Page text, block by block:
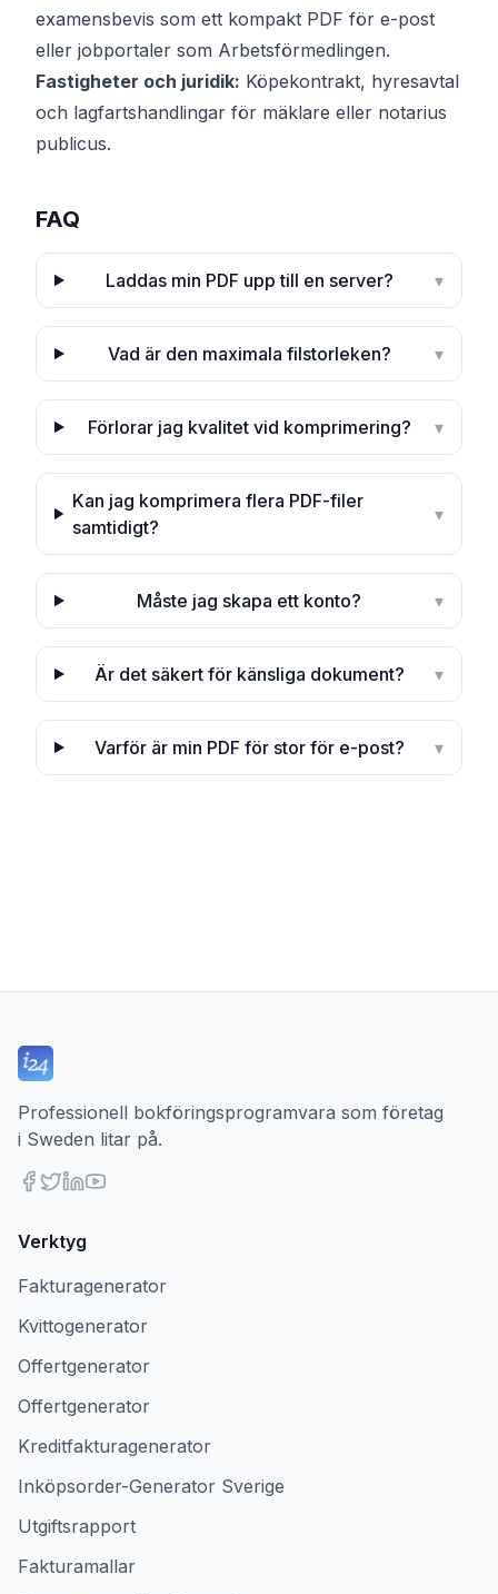
examensbevis som ett kompakt PDF för e-post
eller jobportaler som Arbetsförmedlingen.
Fastigheter och juridik: Köpekontrakt, hyresavtal
och lagfartshandlingar för mäklare eller notarius
publicus.
FAQ
Laddas min PDF upp till en server? ▾
Vad är den maximala filstorleken? ▾
Förlorar jag kvalitet vid komprimering? ▾
Kan jag komprimera flera PDF-filer
samtidigt?
▾
Måste jag skapa ett konto? ▾
Är det säkert för känsliga dokument? ▾
Varför är min PDF för stor för e-post? ▾
Professionell bokföringsprogramvara som företag
i Sweden litar på.
Verktyg
Fakturagenerator
Kvittogenerator
Offertgenerator
Offertgenerator
Kreditfakturagenerator
Inköpsorder-Generator Sverige
Utgiftsrapport
Fakturamallar